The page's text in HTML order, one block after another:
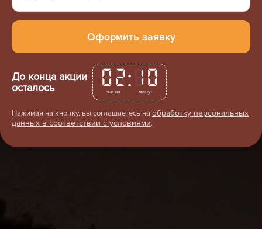
До конца акции
осталось
02
часов : 10
минут
Нажимая на кнопку, вы соглашаетесь на обработку персональных
данных в соответствии с условиями.